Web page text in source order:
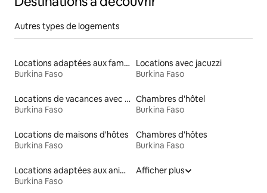
Autres types de logements
Locations adaptées aux familles
Burkina Faso
Locations avec jacuzzi
Burkina Faso
Locations de vacances avec piscine
Burkina Faso
Chambres d'hôtel
Burkina Faso
Locations de maisons d'hôtes
Burkina Faso
Chambres d'hôtes
Burkina Faso
Locations adaptées aux animaux
Burkina Faso
Afficher plus